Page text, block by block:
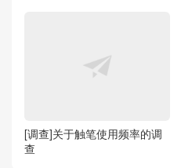
[调查]关于触笔使用频率的调
查